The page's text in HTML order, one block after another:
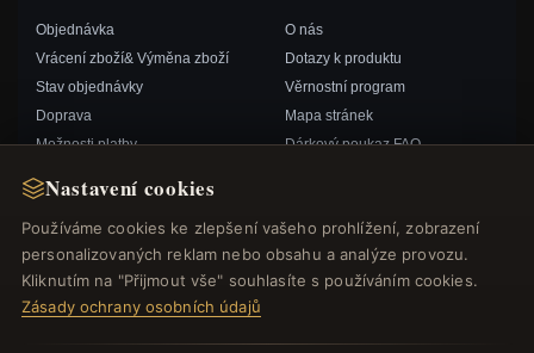
Nastavení cookies
Používáme cookies ke zlepšení vašeho prohlížení, zobrazení
personalizovaných reklam nebo obsahu a analýze provozu.
Kliknutím na "Přijmout vše" souhlasíte s používáním cookies.
Zásady ochrany osobních údajů
Objednávka
Vrácení zboží& Výměna zboží
Stav objednávky
Doprava
Možnosti platby
Kontaktujte nás
O nás
Dotazy k produktu
Věrnostní program
Mapa stránek
Dárkový poukaz FAQ
RYCHLÉ ODKAZY
Nové produkty
Speciální nabídky
SLEDUJTE NÁS